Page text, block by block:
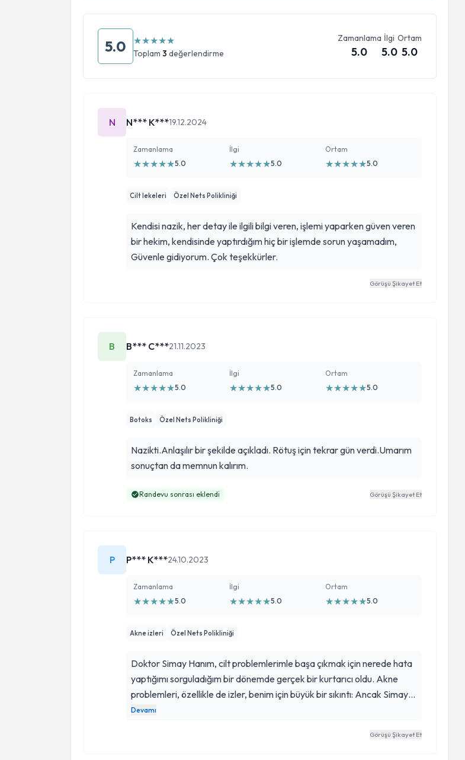
5.0 ★★★★★
Toplam 3 değerlendirme
Zamanlama
5.0
İlgi
5.0
Ortam
5.0
N N*** K***19.12.2024
Zamanlama
★★★★★5.0
İlgi
★★★★★5.0
Ortam
★★★★★5.0
Cilt lekeleri Özel Nets Polikliniği
Kendisi nazik, her detay ile ilgili bilgi veren, işlemi yaparken güven veren
bir hekim, kendisinde yaptırdığım hiç bir işlemde sorun yaşamadım,
Güvenle gidiyorum. Çok teşekkürler.
Görüşü Şikayet Et
B B*** C***21.11.2023
Zamanlama
★★★★★5.0
İlgi
★★★★★5.0
Ortam
★★★★★5.0
Botoks Özel Nets Polikliniği
Nazikti.Anlaşılır bir şekilde açıkladı. Rötuş için tekrar gün verdi.Umarım
sonuçtan da memnun kalırım.
Randevu sonrası eklendi Görüşü Şikayet Et
P P*** K***24.10.2023
Zamanlama
★★★★★5.0
İlgi
★★★★★5.0
Ortam
★★★★★5.0
Akne izleri Özel Nets Polikliniği
Doktor Simay Hanım, cilt problemlerimle başa çıkmak için nerede hata
yaptığımı sorguladığım bir dönemde gerçek bir kurtarıcı oldu. Akne
problemleri, özellikle de izler, benim için büyük bir sıkıntı: Ancak Simay
Hanım beni bu sürecin ne kadar karmaşık olabileceğini anladı. Kendisine
Devamı
Görüşü Şikayet Et